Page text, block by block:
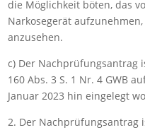
die Möglichkeit böten, das
Narkosegerät
anzusehen.
c) Der Nachprüfungsantrag
160 Abs. 3 S. 1 Nr. 4 GWB
Januar 2023 hin eingelegt
2. Der Nachprüfungsantrag